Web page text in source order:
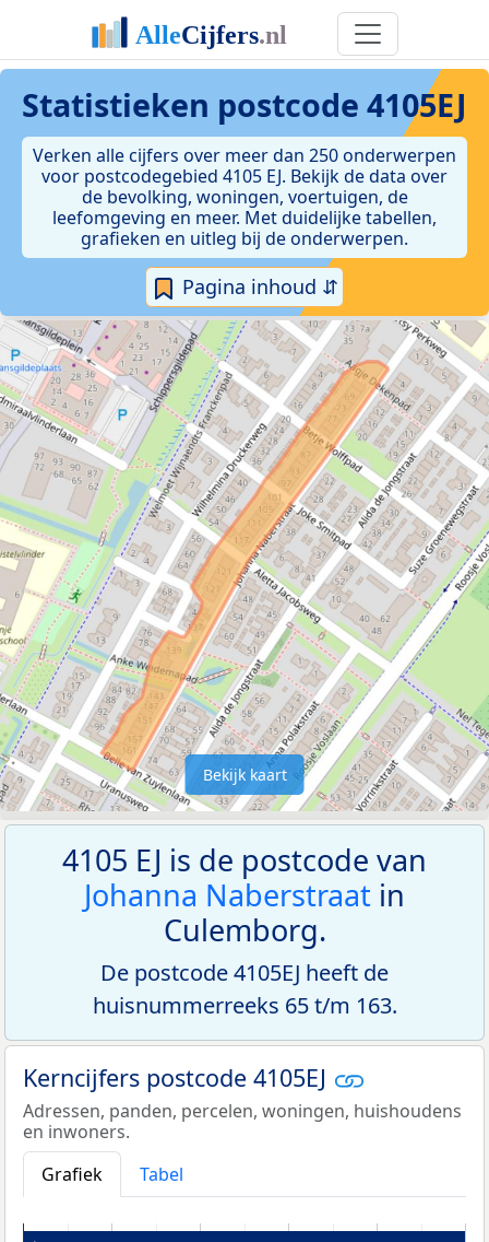
Statistieken postcode 4105EJ
Verken alle cijfers over meer dan 250 onderwerpen
voor postcodegebied 4105 EJ. Bekijk de data over
de bevolking, woningen, voertuigen, de
leefomgeving en meer. Met duidelijke tabellen,
grafieken en uitleg bij de onderwerpen.
Pagina inhoud ⇵
Bekijk kaart
4105 EJ is de postcode van
Johanna Naberstraat in
Culemborg.
De postcode 4105EJ heeft de
huisnummerreeks 65 t/m 163.
Kerncijfers postcode 4105EJ
Adressen, panden, percelen, woningen, huishoudens
en inwoners.
Grafiek
Tabel